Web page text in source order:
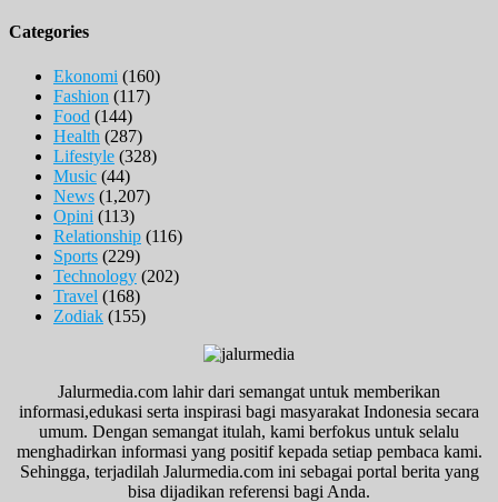
Categories
Ekonomi (160)
Fashion (117)
Food (144)
Health (287)
Lifestyle (328)
Music (44)
News (1,207)
Opini (113)
Relationship (116)
Sports (229)
Technology (202)
Travel (168)
Zodiak (155)
Jalurmedia.com lahir dari semangat untuk memberikan
informasi,edukasi serta inspirasi bagi masyarakat Indonesia secara
umum. Dengan semangat itulah, kami berfokus untuk selalu
menghadirkan informasi yang positif kepada setiap pembaca kami.
Sehingga, terjadilah Jalurmedia.com ini sebagai portal berita yang
bisa dijadikan referensi bagi Anda.